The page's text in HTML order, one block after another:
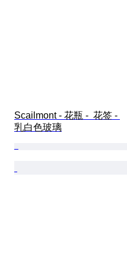
Scailmont - 花瓶 -  花签 -
乳白色玻璃